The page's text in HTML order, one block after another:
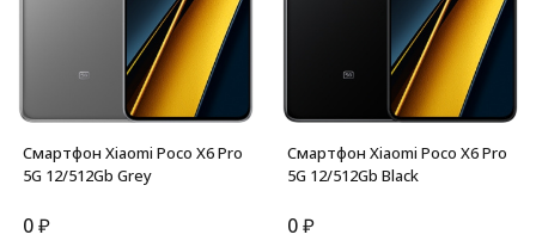
Смартфон Xiaomi Poco X6 Pro
5G 12/512Gb Grey
0₽
Смартфон Xiaomi Poco X6 Pro
5G 12/512Gb Black
0₽